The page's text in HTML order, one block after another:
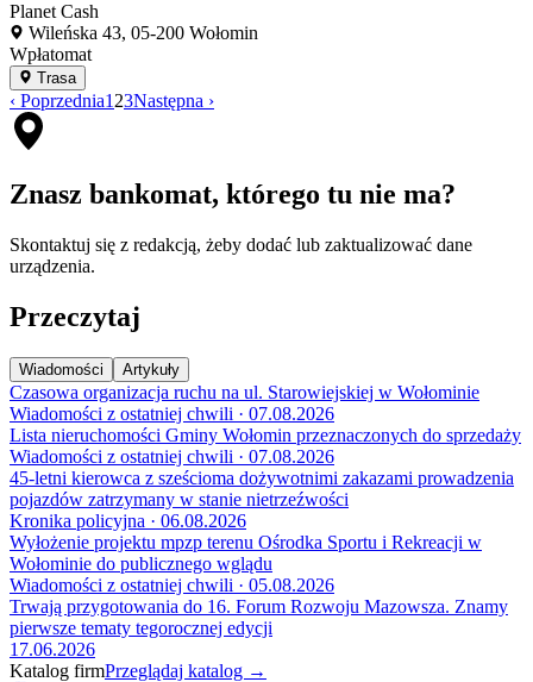
Planet Cash
Wileńska 43, 05-200 Wołomin
Wpłatomat
Trasa
‹ Poprzednia1 23Następna ›
Znasz bankomat, którego tu nie ma?
Skontaktuj się z redakcją, żeby dodać lub zaktualizować dane
urządzenia.
Przeczytaj
Wiadomości Artykuły
Czasowa organizacja ruchu na ul. Starowiejskiej w Wołominie
Wiadomości z ostatniej chwili · 07.08.2026
Lista nieruchomości Gminy Wołomin przeznaczonych do sprzedaży
Wiadomości z ostatniej chwili · 07.08.2026
45-letni kierowca z sześcioma dożywotnimi zakazami prowadzenia
pojazdów zatrzymany w stanie nietrzeźwości
Kronika policyjna · 06.08.2026
Wyłożenie projektu mpzp terenu Ośrodka Sportu i Rekreacji w
Wołominie do publicznego wglądu
Wiadomości z ostatniej chwili · 05.08.2026
Trwają przygotowania do 16. Forum Rozwoju Mazowsza. Znamy
pierwsze tematy tegorocznej edycji
17.06.2026
Katalog firmPrzeglądaj katalog →